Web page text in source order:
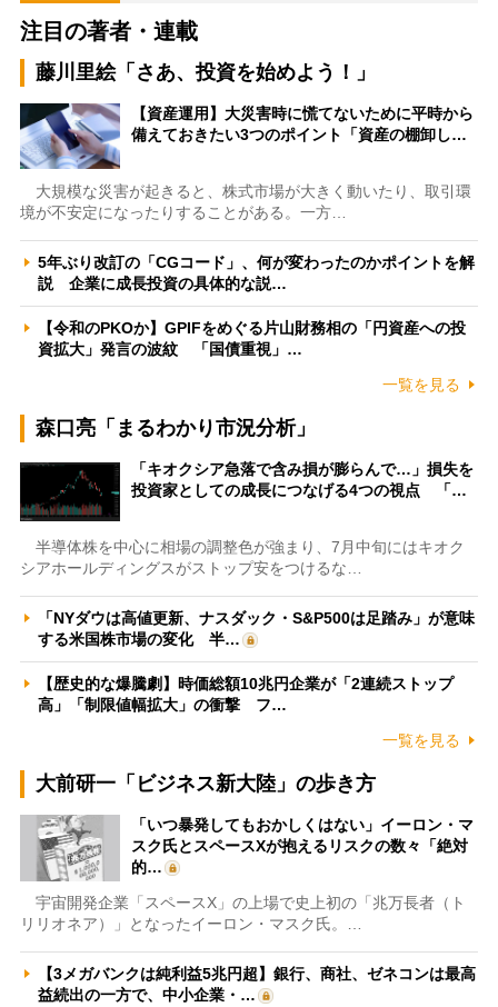
注目の著者・連載
藤川里絵「さあ、投資を始めよう！」
【資産運用】大災害時に慌てないために平時から
備えておきたい3つのポイント「資産の棚卸し…
大規模な災害が起きると、株式市場が大きく動いたり、取引環
境が不安定になったりすることがある。一方…
5年ぶり改訂の「CGコード」、何が変わったのかポイントを解
説 企業に成長投資の具体的な説…
【令和のPKOか】GPIFをめぐる片山財務相の「円資産への投
資拡大」発言の波紋 「国債重視」…
一覧を見る
森口亮「まるわかり市況分析」
「キオクシア急落で含み損が膨らんで…」損失を
投資家としての成長につなげる4つの視点 「…
半導体株を中心に相場の調整色が強まり、7月中旬にはキオク
シアホールディングスがストップ安をつけるな…
「NYダウは高値更新、ナスダック・S&P500は足踏み」が意味
する米国株市場の変化 半…
【歴史的な爆騰劇】時価総額10兆円企業が「2連続ストップ
高」「制限値幅拡大」の衝撃 フ…
一覧を見る
大前研一「ビジネス新大陸」の歩き方
「いつ暴発してもおかしくはない」イーロン・マ
スク氏とスペースXが抱えるリスクの数々「絶対
的…
宇宙開発企業「スペースX」の上場で史上初の「兆万長者（ト
リリオネア）」となったイーロン・マスク氏。…
【3メガバンクは純利益5兆円超】銀行、商社、ゼネコンは最高
益続出の一方で、中小企業・…